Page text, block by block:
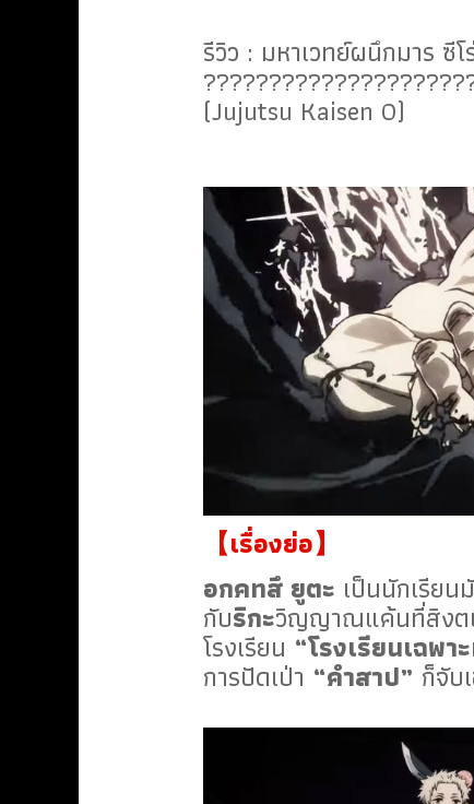
รีวิว : มหาเวทย์ผนึกมาร ซีโ
(Jujutsu Kaisen 0)
【เรื่องย่อ】
อกคทสึ ยูตะ เป็นนักเรียน
กับริกะวิญญาณแค้นที่สิงต
โรงเรียน “โรงเรียนเฉพ
การปัดเป่า “คำสาป” ก็จับ